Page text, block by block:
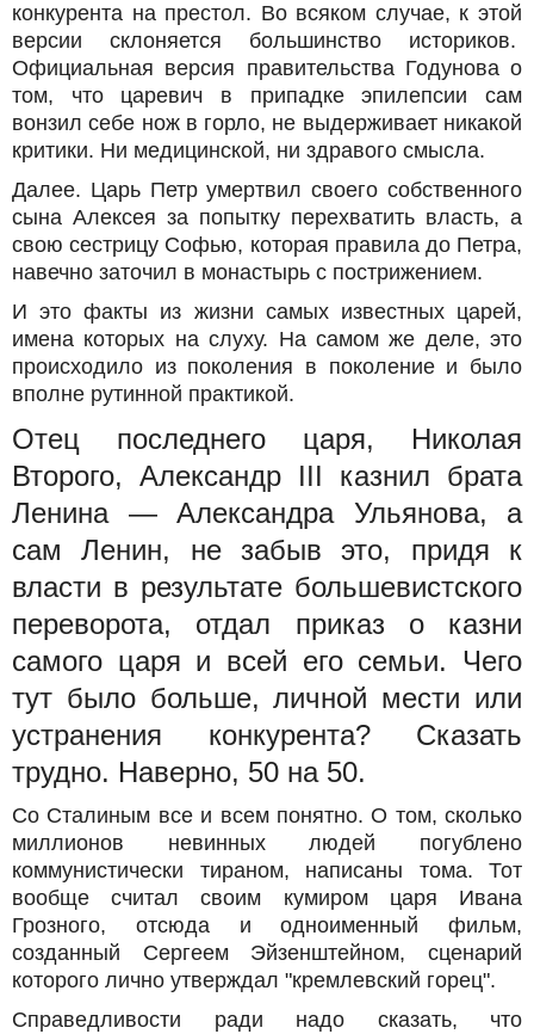
конкурента на престол. Во всяком случае, к этой
версии склоняется большинство историков.
Официальная версия правительства Годунова о
том, что царевич в припадке эпилепсии сам
вонзил себе нож в горло, не выдерживает никакой
критики. Ни медицинской, ни здравого смысла.
Далее. Царь Петр умертвил своего собственного
сына Алексея за попытку перехватить власть, а
свою сестрицу Софью, которая правила до Петра,
навечно заточил в монастырь с пострижением.
И это факты из жизни самых известных царей,
имена которых на слуху. На самом же деле, это
происходило из поколения в поколение и было
вполне рутинной практикой.
Отец последнего царя, Николая
Второго, Александр III казнил брата
Ленина — Александра Ульянова, а
сам Ленин, не забыв это, придя к
власти в результате большевистского
переворота, отдал приказ о казни
самого царя и всей его семьи. Чего
тут было больше, личной мести или
устранения конкурента? Сказать
трудно. Наверно, 50 на 50.
Со Сталиным все и всем понятно. О том, сколько
миллионов невинных людей погублено
коммунистически тираном, написаны тома. Тот
вообще считал своим кумиром царя Ивана
Грозного, отсюда и одноименный фильм,
созданный Сергеем Эйзенштейном, сценарий
которого лично утверждал "кремлевский горец".
Справедливости ради надо сказать, что